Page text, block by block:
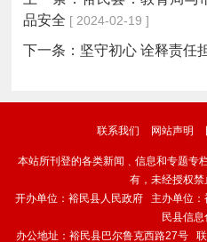
品安全 [ 2024-02-19 ]
下一条： 坚守初心 诠释责任
联系我们 网站声明
本站所刊登的各类新闻﹑信息和专题专
有，未经授权禁
开办单位：裕民县人民政府 主办单位
民县信
办公地址：裕民县巴尔鲁克西路27号